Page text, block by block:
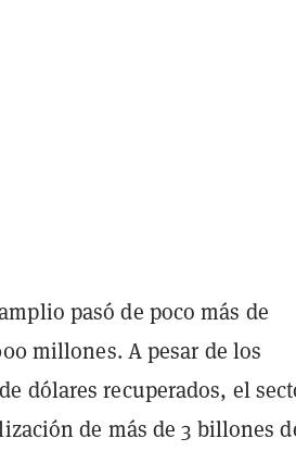
pasó de poco más de
millones. A pesar de los
dólares recuperados, el
de más de 3 billones